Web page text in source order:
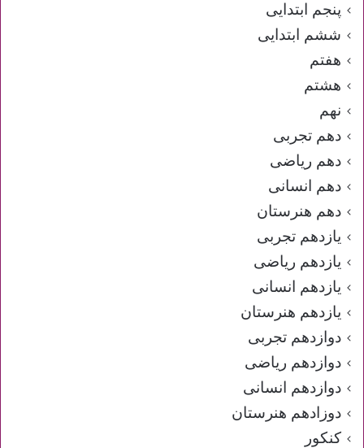
پنجم ابتدایی
ششم ابتدایی
هفتم
هشتم
نهم
دهم تجربی
دهم ریاضی
دهم انسانی
دهم هنرستان
یازدهم تجربی
یازدهم ریاضی
یازدهم انسانی
یازدهم هنرستان
دوازدهم تجربی
دوازدهم ریاضی
دوازدهم انسانی
دوزادهم هنرستان
کنکور